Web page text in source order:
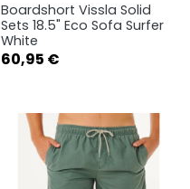
Boardshort Vissla Solid
Sets 18.5" Eco Sofa Surfer
White
Prix
60,95 €